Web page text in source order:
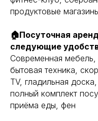
продуктовые
🏠Посуточная
следующие
Современная мебель,
бытовая техника,
TV, гладильная
полный комплект
приёма еды, фен